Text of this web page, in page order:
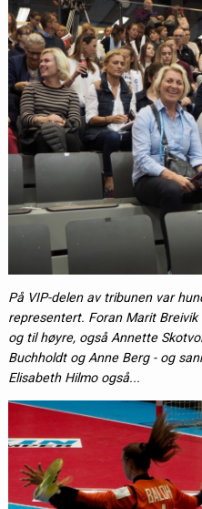
På VIP-delen av tribunen var
representert. Foran Marit Breivik
og til høyre, også Annette
Buchholdt og Anne Berg - og
Elisabeth Hilmo også...